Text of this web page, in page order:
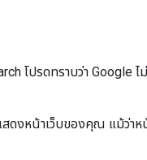
โปรดทราบว่า
ดงหน้าเว็บของคุณ แม้ว่าห